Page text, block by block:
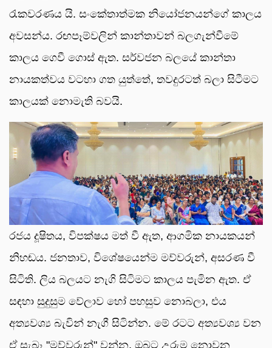
රැකවරණය යි. සංකේතාත්මක නියෝජනයන්ගේ කාලය
අවසන්ය. රඟපෑම්වලින් කාන්තාවන් බලගැන්වීමේ
කාලය ගෙවී ගොස් ඇත. සර්වජන බලයේ කාන්තා
නායකත්වය වටහා ගත යුත්තේ, තවදුරටත් බලා සිටීමට
කාලයක් නොමැති බවයි.
රජය දූෂිතය, විපක්ෂය මත් වී ඇත, ආගමික නායකයන්
නිහඬය. ජනතාව, විශේෂයෙන්ම මව්වරුන්, අසරණ වී
සිටිති. ලිය බලයට නැගි සිටිමට කාලය පැමින ඇත. ඒ
සඳහා සුදුසුම වේලාව හෝ පහසුව නොබලා, එය
අත්‍යවශ්‍ය බැවින් නැගී සිටින්න. මේ රටට අත්‍යවශ්‍ය වන
ඒ සැබෑ "මව්වරුන්" වන්න. ඔබට උරුම නොවන